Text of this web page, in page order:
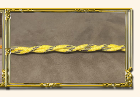
несколько
можно
выбрать
на
странице